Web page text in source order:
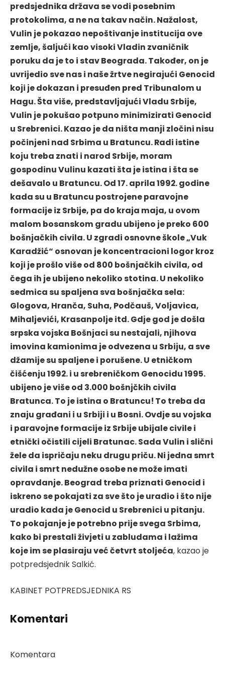
predsjednika država se vodi posebnim
protokolima, a ne na takav način. Nažalost,
Vulin je pokazao nepoštivanje institucija ove
zemlje, šaljući kao visoki Vladin zvaničnik
poruku da je to i stav Beograda. Također, on je
uvrijedio sve nas i naše žrtve negirajući Genocid
koji je dokazan i presuđen pred Tribunalom u
Hagu. Šta više, predstavljajući Vladu Srbije,
Vulin je pokušao potpuno minimizirati Genocid
u Srebrenici. Kazao je da ništa manji zločini nisu
počinjeni nad Srbima u Bratuncu. Radi istine
koju treba znati i narod Srbije, moram
gospodinu Vulinu kazati šta je istina i šta se
dešavalo u Bratuncu. Od 17. aprila 1992. godine
kada su u Bratuncu postrojene paravojne
formacije iz Srbije, pa do kraja maja, u ovom
malom bosanskom gradu ubijeno je preko 600
bošnjačkih civila. U zgradi osnovne škole „Vuk
Karadžić“ osnovan je koncentracioni logor kroz
koji je prošlo više od 800 bošnjačkih civila, od
čega ih je ubijeno nekoliko stotina. U nekoliko
sedmica su spaljena sva bošnjačka sela:
Glogova, Hranča, Suha, Podčauš, Voljavica,
Mihaljevići, Krasanpolje itd. Gdje god je došla
srpska vojska Bošnjaci su nestajali, njihova
imovina kamionima je odvezena u Srbiju, a sve
džamije su spaljene i porušene. U etničkom
čišćenju 1992. i u srebreničkom Genocidu 1995.
ubijeno je više od 3.000 bošnjčkih civila
Bratunca. To je istina o Bratuncu! To treba da
znaju građani i u Srbiji i u Bosni. Ovdje su vojska
i paravojne formacije iz Srbije ubijale civile i
etnički očistili cijeli Bratunac. Sada Vulin i slični
žele da ispričaju neku drugu priču. Ni jedna smrt
civila i smrt nedužne osobe ne može imati
opravdanje. Beograd treba priznati Genocid i
iskreno se pokajati za sve što je uradio i što nije
uradio kada je Genocid u Srebrenici u pitanju.
To pokajanje je potrebno prije svega Srbima,
kako bi prestali živjeti u zabludama i lažima
koje im se plasiraju već četvrt stoljeća, kazao je
potpredsjednik Salkić.
KABINET POTPREDSJEDNIKA RS
Komentari
Komentara